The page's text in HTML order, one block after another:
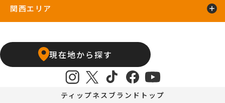
関西エリア
石橋阪大前24hours京橋店高槻24hours
塚口24hours天王寺店武庫之荘24hours
現在地から探す
ティップネスブランドトップ